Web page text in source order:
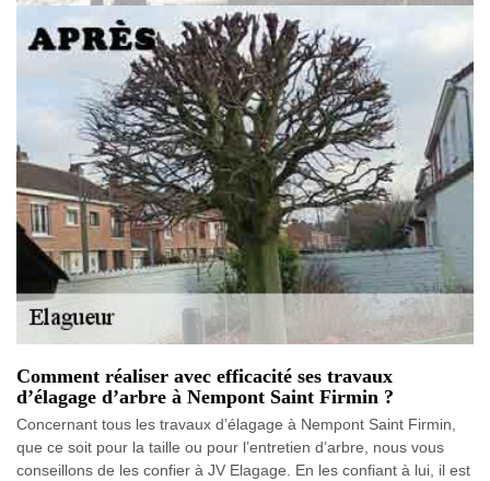
Comment réaliser avec efficacité ses travaux
d’élagage d’arbre à Nempont Saint Firmin ?
Concernant tous les travaux d’élagage à Nempont Saint Firmin,
que ce soit pour la taille ou pour l’entretien d’arbre, nous vous
conseillons de les confier à JV Elagage. En les confiant à lui, il est